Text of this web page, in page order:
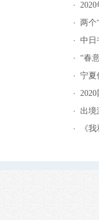
两个
中日
“春
宁夏
出境
《